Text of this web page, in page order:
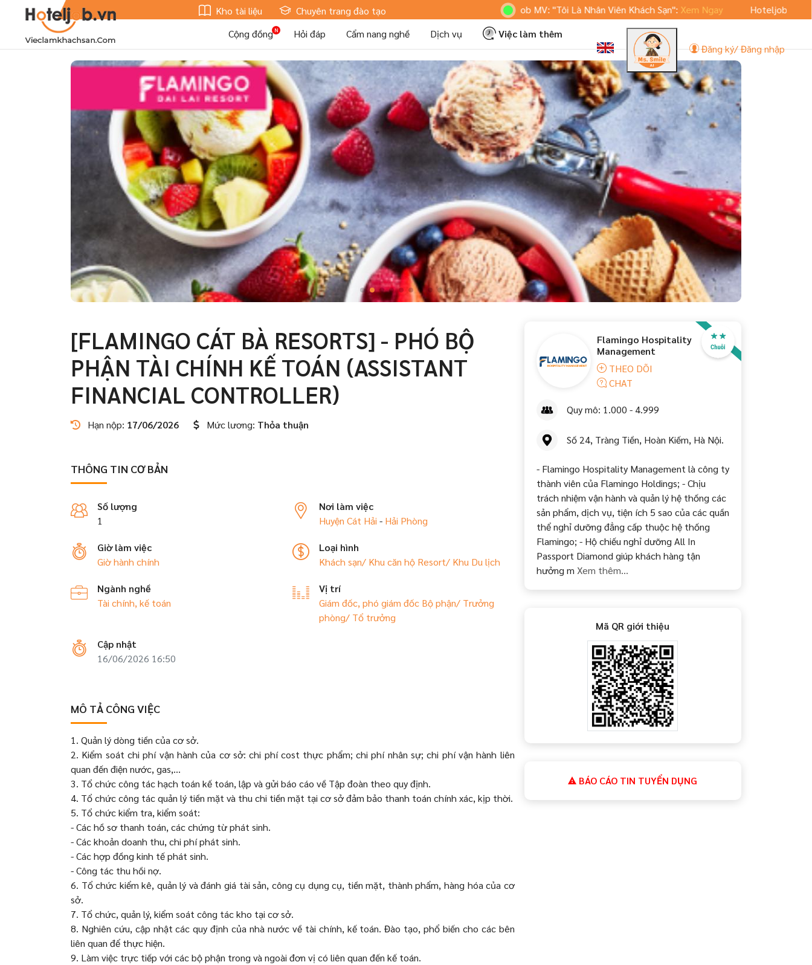
Kho tài liệu Chuyên trang đào tạo Hoteljob MV: "Tôi Là Nhân Viên Khách Sạn":Xem Ngay
Hoteljob.vn ra mắt
Cộng đồng
Hỏi đáp Cẩm nang nghề Dịch vụ
Việc làm thêm
Đăng ký/ Đăng nhập
[FLAMINGO CÁT BÀ RESORTS] - PHÓ BỘ
PHẬN TÀI CHÍNH KẾ TOÁN (ASSISTANT
FINANCIAL CONTROLLER)
Hạn nộp: 17/06/2026 Mức lương: Thỏa thuận
THÔNG TIN CƠ BẢN
Số lượng
1
Nơi làm việc
Huyện Cát Hải - Hải Phòng
Giờ làm việc
Giờ hành chính
Loại hình
Khách sạn/ Khu căn hộ Resort/ Khu Du lịch
Ngành nghề
Tài chính, kế toán
Vị trí
Giám đốc, phó giám đốc Bộ phận/ Trưởng
phòng/ Tổ trưởng
Cập nhật
16/06/2026 16:50
MÔ TẢ CÔNG VIỆC
1. Quản lý dòng tiền của cơ sở.
2. Kiểm soát chi phí vận hành của cơ sở: chi phí cost thực phẩm; chi phí nhân sự; chi phí vận hành liên
quan đến điện nước, gas,…
3. Tổ chức công tác hạch toán kế toán, lập và gửi báo cáo về Tập đoàn theo quy định.
4. Tổ chức công tác quản lý tiền mặt và thu chi tiền mặt tại cơ sở đảm bảo thanh toán chính xác, kịp thời.
5. Tổ chức kiểm tra, kiểm soát:
- Các hồ sơ thanh toán, các chứng từ phát sinh.
- Các khoản doanh thu, chi phí phát sinh.
- Các hợp đồng kinh tế phát sinh.
- Công tác thu hồi nợ.
6. Tổ chức kiểm kê, quản lý và đánh giá tài sản, công cụ dụng cụ, tiền mặt, thành phẩm, hàng hóa của cơ
sở.
7. Tổ chức, quản lý, kiểm soát công tác kho tại cơ sở.
8. Nghiên cứu, cập nhật các quy định của nhà nước về tài chính, kế toán. Đào tạo, phổ biến cho các bên
liên quan để thực hiện.
9. Làm việc trực tiếp với các bộ phận trong và ngoài đơn vị có liên quan đến kế toán.
Flamingo Hospitality
Management
THEO DÕI
CHAT
Quy mô: 1.000 - 4.999
Số 24, Tràng Tiền, Hoàn Kiếm, Hà Nội.
- Flamingo Hospitality Management là công ty
thành viên của Flamingo Holdings; - Chịu
trách nhiệm vận hành và quản lý hệ thống các
sản phẩm, dịch vụ, tiện ích 5 sao của các quần
thể nghỉ dưỡng đẳng cấp thuộc hệ thống
Flamingo; - Hộ chiếu nghỉ dưỡng All In
Passport Diamond giúp khách hàng tận
hưởng m Xem thêm...
Mã QR giới thiệu
BÁO CÁO TIN TUYỂN DỤNG